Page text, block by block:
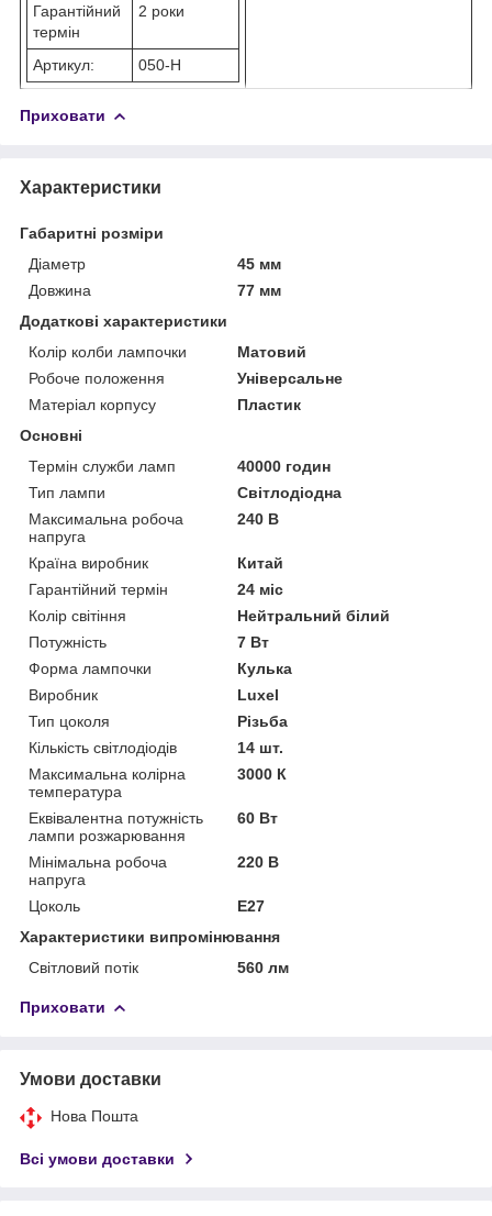
Гарантійний
термін
2 роки
Артикул: 050-Н
Приховати
Характеристики
Габаритні розміри
Діаметр
45 мм
Довжина
77 мм
Додаткові характеристики
Колір колби лампочки
Матовий
Робоче положення
Універсальне
Матеріал корпусу
Пластик
Основні
Термін служби ламп
40000 годин
Тип лампи
Світлодіодна
Максимальна робоча
напруга
240 В
Країна виробник
Китай
Гарантійний термін
24 міс
Колір світіння
Нейтральний білий
Потужність
7 Вт
Форма лампочки
Кулька
Виробник
Luxel
Тип цоколя
Різьба
Кількість світлодіодів
14 шт.
Максимальна колірна
температура
3000 К
Еквівалентна потужність
лампи розжарювання
60 Вт
Мінімальна робоча
напруга
220 В
Цоколь
E27
Характеристики випромінювання
Світловий потік
560 лм
Приховати
Умови доставки
Нова Пошта
Всі умови доставки